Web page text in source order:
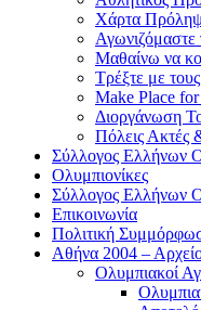
Χάρτα
Αγωνιζόμαστε
Μαθαίνω να
Τρέξτε με
Make Place
Διοργάνωση
Πόλεις Ακτές
Σύλλογος Ελλήνων
Ολυμπιονίκες
Σύλλογος Ελλήνων
Επικοινωνία
Πολιτική
Αθήνα 2004 –
Ολυμπιακοί